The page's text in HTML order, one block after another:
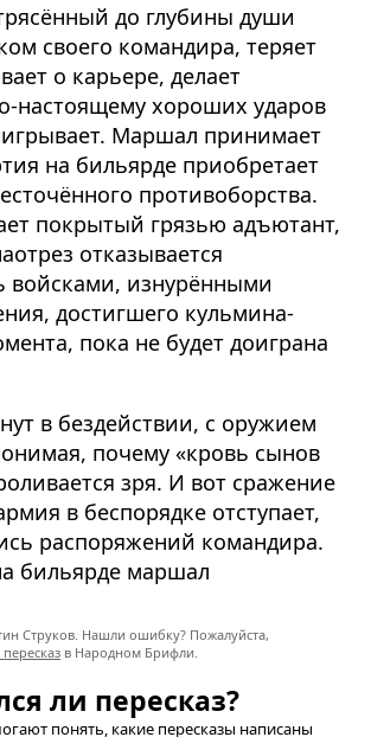
до глубины души
своего командира, теряет
о карьере, делает
настоящему хороших ударов
Маршал принимает
на бильярде приобретает
противо­борства.
покрытый грязью адъютант,
отказывается
войсками, изнурёнными
достигшего кульмина­
пока не будет доиграна
в бездействии, с оружием
почему «кровь сынов
зря. И вот сражение
в беспорядке отступает,
распоряжений командира.
бильярде маршал
Струков. Нашли ошибку? Пожалуйста,
в Народном Брифли.
ли пересказ?
понять, какие пересказы написаны